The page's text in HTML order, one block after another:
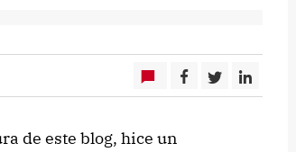
de este blog, hice un